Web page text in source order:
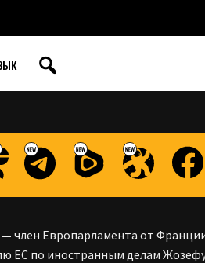
— член Европарламента от
ЕС по иностранным делам